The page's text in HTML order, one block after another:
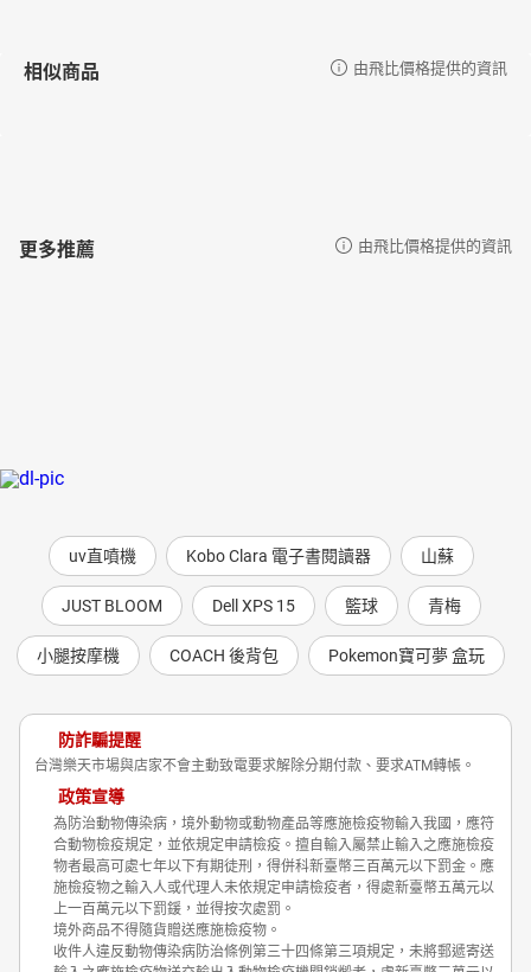
相似商品 由飛比價格提供的資訊
更多推薦 由飛比價格提供的資訊
uv直噴機 Kobo Clara 電子書閱讀器 山蘇
JUST BLOOM Dell XPS 15 籃球 青梅
小腿按摩機 COACH 後背包 Pokemon寶可夢 盒玩
防詐騙提醒
台灣樂天市場與店家不會主動致電要求解除分期付款、要求ATM轉帳。
政策宣導
為防治動物傳染病，境外動物或動物產品等應施檢疫物輸入我國，應符
合動物檢疫規定，並依規定申請檢疫。擅自輸入屬禁止輸入之應施檢疫
物者最高可處七年以下有期徒刑，得併科新臺幣三百萬元以下罰金。應
施檢疫物之輸入人或代理人未依規定申請檢疫者，得處新臺幣五萬元以
上一百萬元以下罰鍰，並得按次處罰。
境外商品不得隨貨贈送應施檢疫物。
收件人違反動物傳染病防治條例第三十四條第三項規定，未將郵遞寄送